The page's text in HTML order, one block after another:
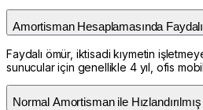
Amortisman Hesaplamasında
Faydalı ömür, iktisadi kıymetin
sunucular için genellikle 4 yıl, ofis
Normal Amortisman ile